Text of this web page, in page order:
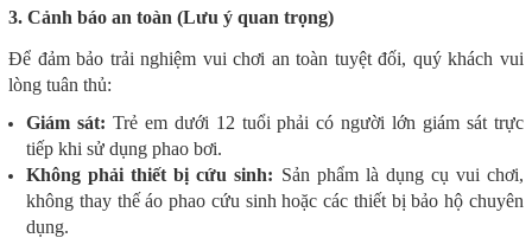
3. Cảnh báo an toàn (Lưu ý quan trọng)
Để đảm bảo trải nghiệm vui chơi an toàn tuyệt đối, quý khách vui
lòng tuân thủ:
Giám sát: Trẻ em dưới 12 tuổi phải có người lớn giám sát trực
tiếp khi sử dụng phao bơi.
Không phải thiết bị cứu sinh: Sản phẩm là dụng cụ vui chơi,
không thay thế áo phao cứu sinh hoặc các thiết bị bảo hộ chuyên
dụng.